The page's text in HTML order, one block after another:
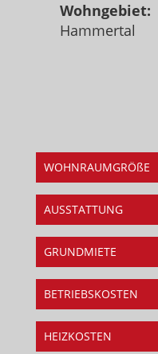
Wohngebiet:
Hammertal
WOHNRAUMGRÖßE
AUSSTATTUNG
GRUNDMIETE
BETRIEBSKOSTEN
HEIZKOSTEN